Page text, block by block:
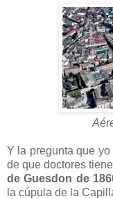
Y la pregunta que
de que doctores
de Guesdon de
la cúpula de la